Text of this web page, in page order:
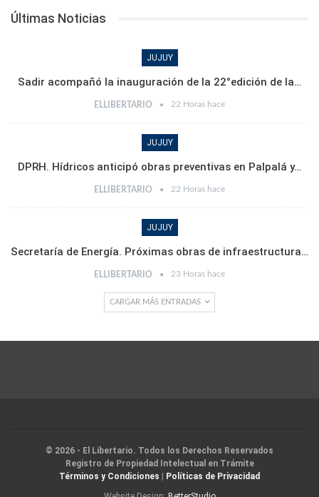
Últimas Noticias
JUJUY
Sadir acompañó la inauguración de la 22°edición de la…
ELLIBERTARIO 22 Horas hace
JUJUY
DPRH. Hídricos anticipó obras preventivas en Palpalá y…
ELLIBERTARIO 22 Horas hace
JUJUY
Secretaría de Energía. Próximas obras de infraestructura…
ELLIBERTARIO 23 Horas hace
CARGAR MÁS ENTRADAS
© 2026 - El Libertario. Todos los Derechos Reservados
Registro de Propiedad Intelectual en Trámite
Términos y Condiciones
Políticas de Privacidad